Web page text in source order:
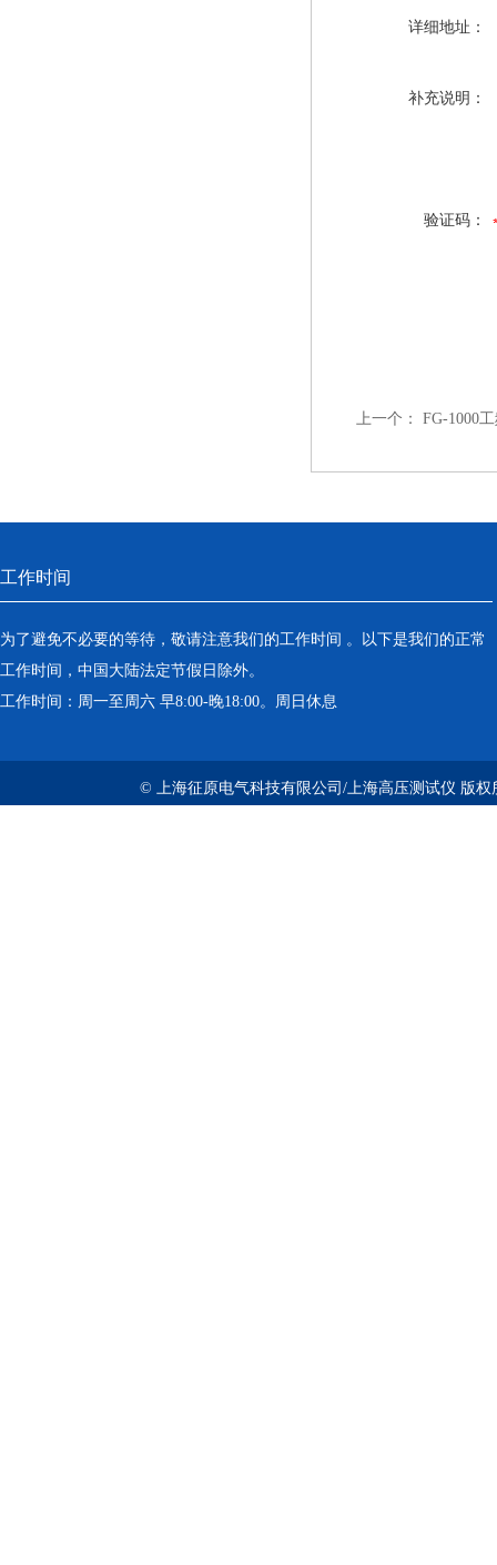
详细地址：
补充说明：
验证码：
上一个： FG-1000
工作时间
为了避免不必要的等待，敬请注意我们的工作时间 。以下是我们的正常
工作时间，中国大陆法定节假日除外。
工作时间：周一至周六 早8:00-晚18:00。周日休息
© 上海征原电气科技有限公司/上海高压测试仪 版权